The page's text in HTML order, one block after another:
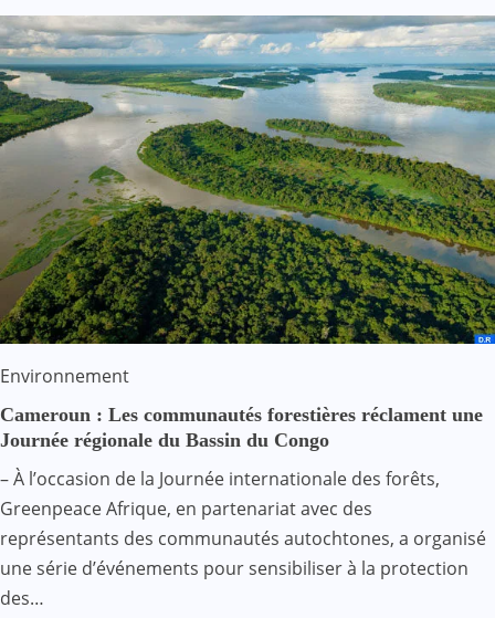
Environnement
Cameroun : Les communautés forestières réclament une
Journée régionale du Bassin du Congo
– À l’occasion de la Journée internationale des forêts,
Greenpeace Afrique, en partenariat avec des
représentants des communautés autochtones, a organisé
une série d’événements pour sensibiliser à la protection
des…